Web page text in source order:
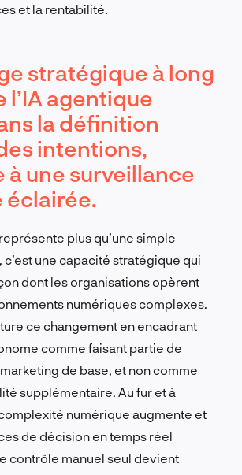
et la rentabilité.
stratégique à long
l’IA agentique
la définition
intentions,
à une surveillance
éclairée.
plus qu’une simple
une capacité stratégique qui
dont les organisations opèrent
numériques complexes.
ce changement en encadrant
comme faisant partie de
de base, et non comme
supplémentaire. Au fur et à
numérique augmente et
de décision en temps réel
contrôle manuel seul devient